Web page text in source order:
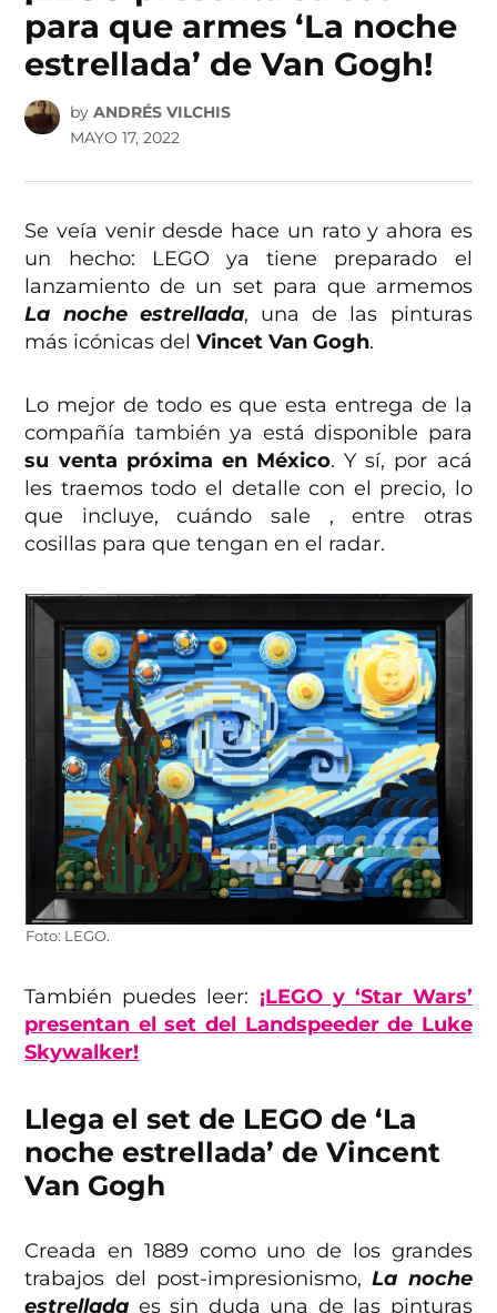
para que armes ‘La noche
estrellada’ de Van Gogh!
by ANDRÉS VILCHIS
MAYO 17, 2022
Se veía venir desde hace un rato y ahora es
un hecho: LEGO ya tiene preparado el
lanzamiento de un set para que armemos
La noche estrellada, una de las pinturas
más icónicas delVincet Van Gogh.
Lo mejor de todo es que esta entrega de la
compañía también ya está disponible para
su venta próxima en México. Y sí, por acá
les traemos todo el detalle con el precio, lo
que incluye, cuándo sale , entre otras
cosillas para que tengan en el radar.
Foto: LEGO.
También puedes leer: ¡LEGO y ‘Star Wars’
presentan el set del Landspeeder de Luke
Skywalker!
Llega el set de LEGO de ‘La
noche estrellada’ de Vincent
Van Gogh
Creada en 1889 como uno de los grandes
trabajos del post-impresionismo,La noche
estrellada es sin duda una de las pinturas